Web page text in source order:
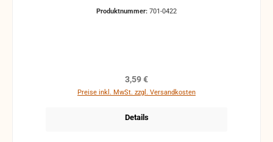
und die Produkte sind vom Umtausch
Produktnummer: 701-0422
Regulärer Preis:
3,59 €
Preise inkl. MwSt. zzgl. Versandkosten
Details